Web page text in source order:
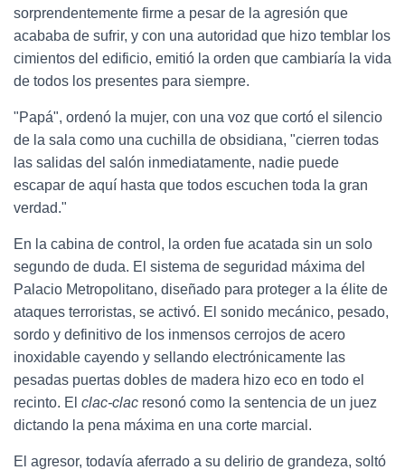
sorprendentemente firme a pesar de la agresión que
acababa de sufrir, y con una autoridad que hizo temblar los
cimientos del edificio, emitió la orden que cambiaría la vida
de todos los presentes para siempre.
"Papá", ordenó la mujer, con una voz que cortó el silencio
de la sala como una cuchilla de obsidiana, "cierren todas
las salidas del salón inmediatamente, nadie puede
escapar de aquí hasta que todos escuchen toda la gran
verdad."
En la cabina de control, la orden fue acatada sin un solo
segundo de duda. El sistema de seguridad máxima del
Palacio Metropolitano, diseñado para proteger a la élite de
ataques terroristas, se activó. El sonido mecánico, pesado,
sordo y definitivo de los inmensos cerrojos de acero
inoxidable cayendo y sellando electrónicamente las
pesadas puertas dobles de madera hizo eco en todo el
recinto. El clac-clac resonó como la sentencia de un juez
dictando la pena máxima en una corte marcial.
El agresor, todavía aferrado a su delirio de grandeza, soltó